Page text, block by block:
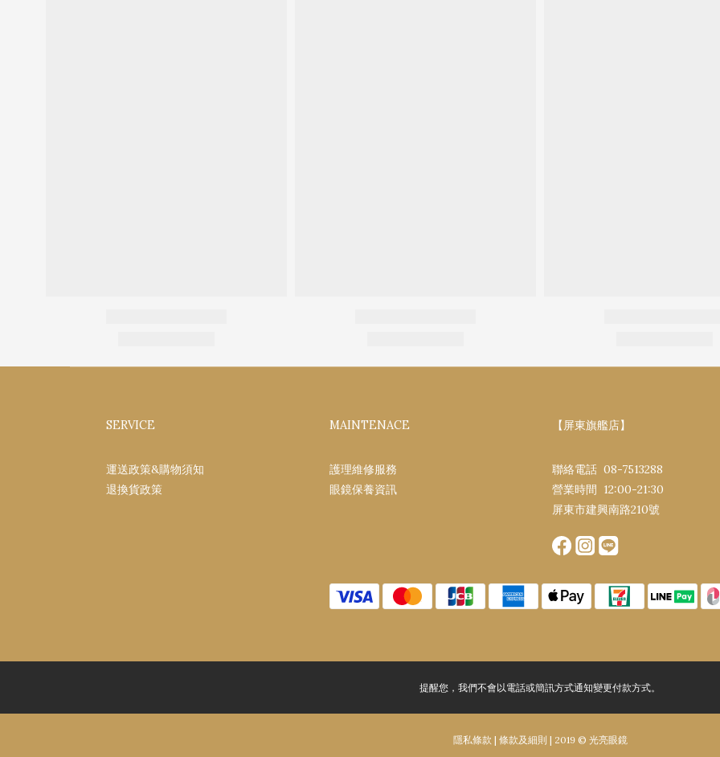
SERVICE
運送政策&購物須知
退換貨政策
MAINTENACE
護理維修服務
眼鏡保養資訊
【屏東旗艦店】
聯絡電話 08-7513288
營業時間 12:00-21:30​
屏東市建興南路​210號
提醒您，我們不會以電話或簡訊方式通知變更付款方式。
隱私條款 | 條款及細則 | 2019 © 光亮眼鏡